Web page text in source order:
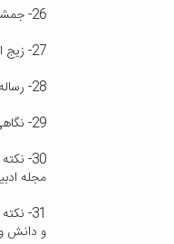
26- جمشید کاشانی و محاسبه سینوس زاویه یک درجه به روش تکراری ، نوشته اسگر آبو ، مجله میراث جاویدان ، شماره 3 و 4 ، سال 1375
27- زیج الغ بیگ (1) ، نوشته شهاب طاهری ، سالنامه کشور ایران ، سال نهم ، 1333
28- رساله طاق و ازج - تالیف غیاث الدین جمشید کاشانی ، ترجمه و تحشیه علیرضا جذبی ، نوشته ناصر تکمیل همایون ، مجله ساختمان ، شماره 3 ، سال 1367
29- نگاهی به نامه نو یافته غیاث الدین جمشید کاشانی ، نوشته محمد باقری ، مجله دانش و مردم ، شماره 7 ، سال 1379
30-
مجله
31-
و دانش و